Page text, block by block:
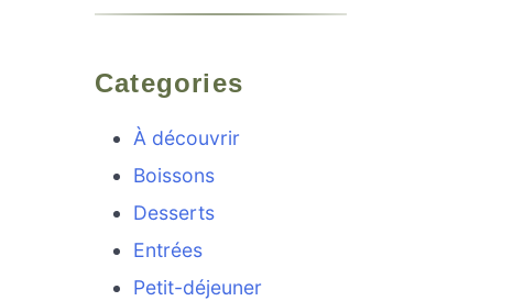
Categories
À découvrir
Boissons
Desserts
Entrées
Petit-déjeuner